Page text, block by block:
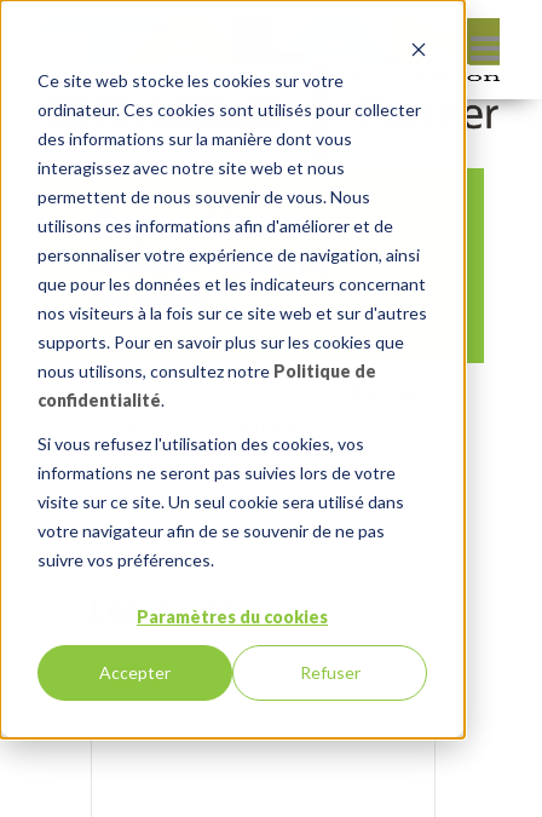
Ce site web stocke les cookies sur votre
ordinateur. Ces cookies sont utilisés pour collecter
des informations sur la manière dont vous
interagissez avec notre site web et nous
permettent de nous souvenir de vous. Nous
utilisons ces informations afin d'améliorer et de
personnaliser votre expérience de navigation, ainsi
que pour les données et les indicateurs concernant
nos visiteurs à la fois sur ce site web et sur d'autres
supports. Pour en savoir plus sur les cookies que
nous utilisons, consultez notre Politique de
confidentialité.
Si vous refusez l'utilisation des cookies, vos
informations ne seront pas suivies lors de votre
visite sur ce site. Un seul cookie sera utilisé dans
votre navigateur afin de se souvenir de ne pas
suivre vos préférences.
Paramètres du cookies
Accepter Refuser
Copy of Insum
Insider Feature
Images
By: Michelle Skamene
Leave reply: